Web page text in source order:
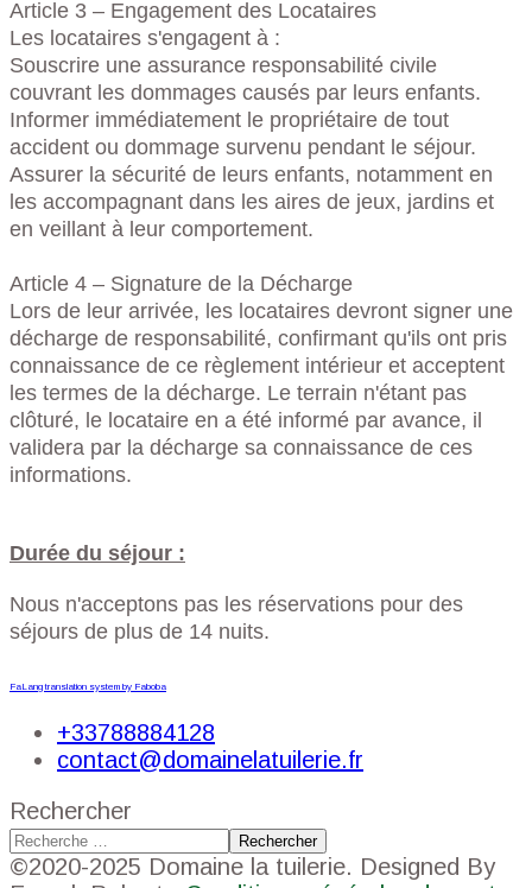
Article 3 – Engagement des Locataires
Les locataires s'engagent à :
Souscrire une assurance responsabilité civile
couvrant les dommages causés par leurs enfants.
Informer immédiatement le propriétaire de tout
accident ou dommage survenu pendant le séjour.
Assurer la sécurité de leurs enfants, notamment en
les accompagnant dans les aires de jeux, jardins et
en veillant à leur comportement.
Article 4 – Signature de la Décharge
Lors de leur arrivée, les locataires devront signer une
décharge de responsabilité, confirmant qu'ils ont pris
connaissance de ce règlement intérieur et acceptent
les termes de la décharge. Le terrain n'étant pas
clôturé, le locataire en a été informé par avance, il
validera par la décharge sa connaissance de ces
informations.
Durée du séjour :
Nous n'acceptons pas les réservations pour des
séjours de plus de 14 nuits.
FaLang translation system by Faboba
+33788884128
contact@domainelatuilerie.fr
Rechercher
Rechercher
©2020-2025 Domaine la tuilerie. Designed By